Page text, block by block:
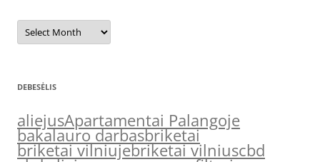
Archyvas
DEBESĖLIS
aliejusApartamentai Palangoje
bakalauro darbasbriketai
briketai vilniujebriketai vilniuscbd